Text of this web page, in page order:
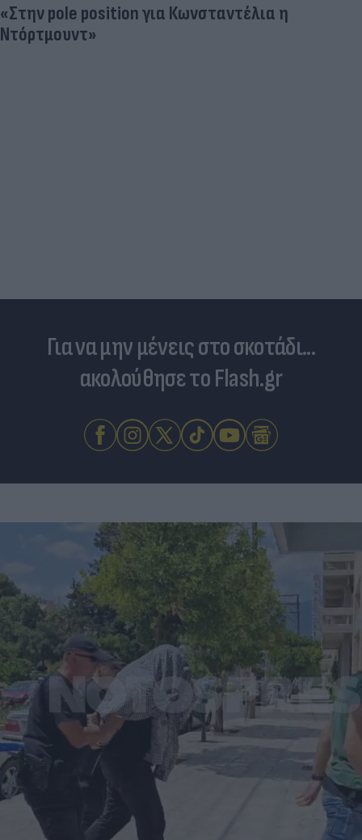
«Στην pole position για Κωνσταντέλια η
Ντόρτμουντ»
Για να μην μένεις στο σκοτάδι...
ακολούθησε το Flash.gr